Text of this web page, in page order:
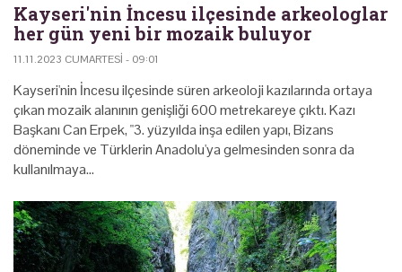
Kayseri'nin İncesu ilçesinde arkeologlar
her gün yeni bir mozaik buluyor
11.11.2023 CUMARTESI - 09:01
Kayseri'nin İncesu ilçesinde süren arkeoloji kazılarında ortaya
çıkan mozaik alanının genişliği 600 metrekareye çıktı. Kazı
Başkanı Can Erpek, "3. yüzyılda inşa edilen yapı, Bizans
döneminde ve Türklerin Anadolu'ya gelmesinden sonra da
kullanılmaya…